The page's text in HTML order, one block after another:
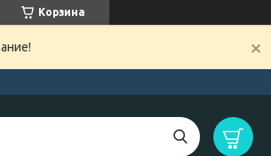
Корзина